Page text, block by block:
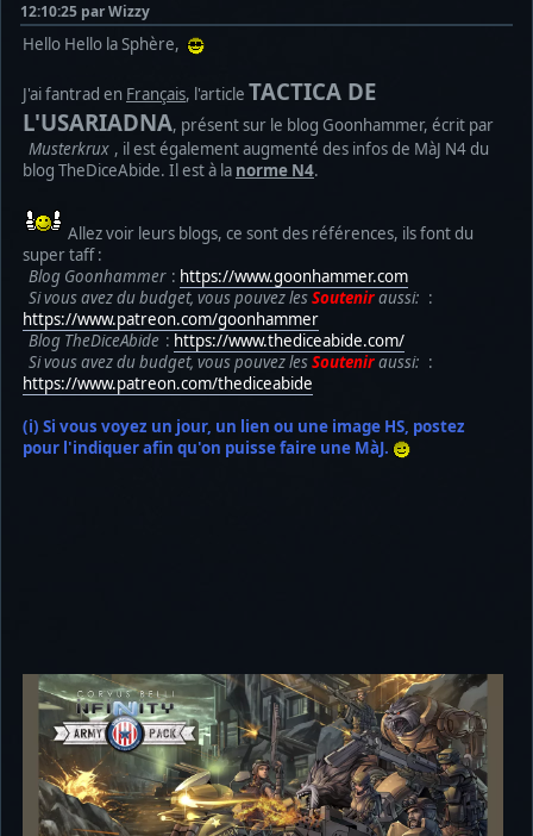
12:10:25 par Wizzy
Hello Hello la Sphère,
J'ai fantrad en Français, l'article TACTICA DE
L'USARIADNA, présent sur le blog Goonhammer, écrit par
Musterkrux , il est également augmenté des infos de MàJ N4 du
blog TheDiceAbide. Il est à la norme N4.
Allez voir leurs blogs, ce sont des références, ils font du
super taff :
Blog Goonhammer : https://www.goonhammer.com
Si vous avez du budget, vous pouvez lesSouteniraussi: :
https://www.patreon.com/goonhammer
Blog TheDiceAbide : https://www.thediceabide.com/
Si vous avez du budget, vous pouvez lesSouteniraussi: :
https://www.patreon.com/thediceabide
(i) Si vous voyez un jour, un lien ou une image HS, postez
pour l'indiquer afin qu'on puisse faire une MàJ.